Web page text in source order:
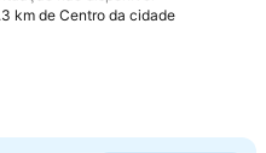
km de Centro da cidade